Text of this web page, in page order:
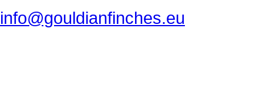
info@gouldianfinches.eu